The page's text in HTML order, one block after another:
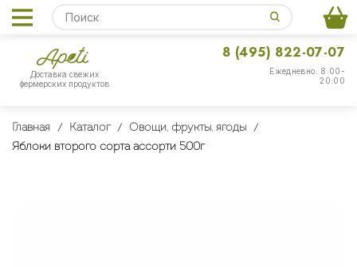
Доставка свежих
фермерских продуктов
Ежедневно: 8:00-
20:00
8 (495) 822-07-07
Главная Каталог
Овощи, фрукты, ягоды
Яблоки второго сорта ассорти 500г